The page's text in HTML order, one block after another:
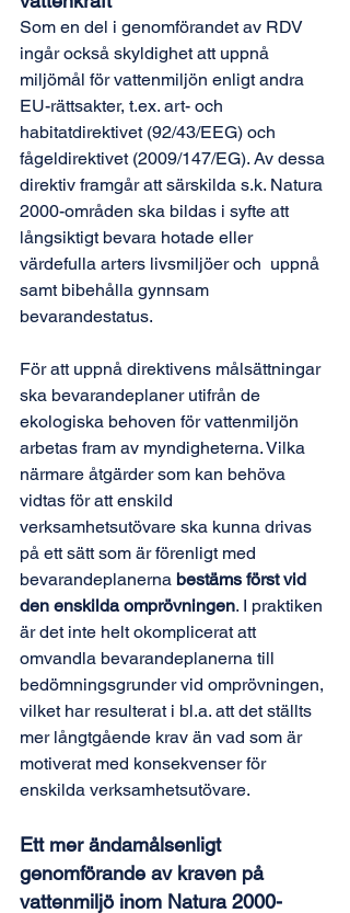
Som en del i genomförandet av RDV
ingår också skyldighet att uppnå
miljömål för vattenmiljön enligt andra
EU-rättsakter, t.ex. art- och
habitatdirektivet (92/43/EEG) och
fågeldirektivet (2009/147/EG). Av dessa
direktiv framgår att särskilda s.k. Natura
2000-områden ska bildas i syfte att
långsiktigt bevara hotade eller
värdefulla arters livsmiljöer och  uppnå
samt bibehålla gynnsam
bevarandestatus.
För att uppnå direktivens målsättningar
ska bevarandeplaner utifrån de
ekologiska behoven för vattenmiljön
arbetas fram av myndigheterna. Vilka
närmare åtgärder som kan behöva
vidtas för att enskild
verksamhetsutövare ska kunna drivas
på ett sätt som är förenligt med
bevarandeplanerna bestäms först vid
den enskilda omprövningen. I praktiken
är det inte helt okomplicerat att
omvandla bevarandeplanerna till
bedömningsgrunder vid omprövningen,
vilket har resulterat i bl.a. att det ställts
mer långtgående krav än vad som är
motiverat med konsekvenser för
enskilda verksamhetsutövare.
Ett mer ändamålsenligt
genomförande av kraven på
vattenmiljö inom Natura 2000-